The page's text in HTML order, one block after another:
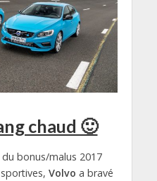
chaud 🙂
bonus/malus 2017
Volvo a bravé